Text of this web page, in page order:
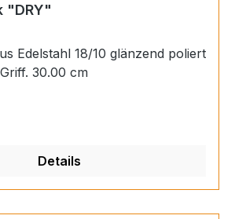
"DRY"
Edelstahl 18/10 glänzend poliert
mit mattiertem Griff. 30.00 cm
Details